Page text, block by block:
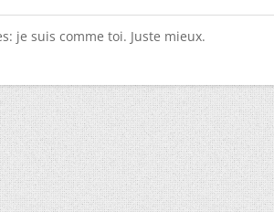
je suis comme toi. Juste mieux.